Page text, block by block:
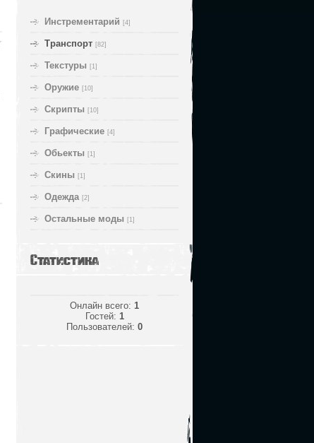
Инстрементарий [4]
Транспорт [82]
Текстуры [1]
Оружие [10]
Скрипты [10]
Графические [4]
Обьекты [1]
Скины [1]
Одежда [2]
Остальные моды [1]
Статистика
Онлайн всего: 1
Гостей: 1
Пользователей: 0